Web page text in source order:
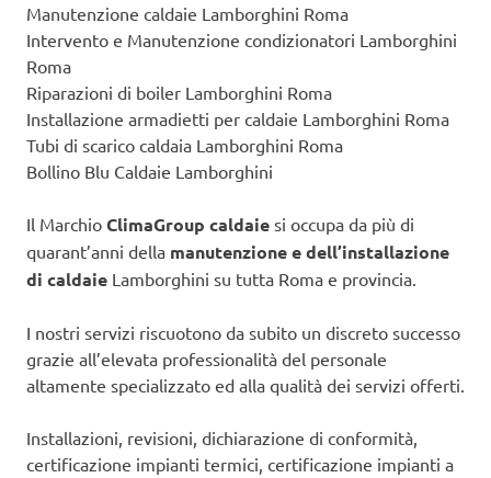
Manutenzione caldaie Lamborghini Roma
Intervento e Manutenzione condizionatori Lamborghini
Roma
Riparazioni di boiler Lamborghini Roma
Installazione armadietti per caldaie Lamborghini Roma
Tubi di scarico caldaia Lamborghini Roma
Bollino Blu Caldaie Lamborghini
Il Marchio ClimaGroup caldaie si occupa da più di
quarant’anni della manutenzione e dell’installazione
di caldaie Lamborghini su tutta Roma e provincia.
I nostri servizi riscuotono da subito un discreto successo
grazie all’elevata professionalità del personale
altamente specializzato ed alla qualità dei servizi offerti.
Installazioni, revisioni, dichiarazione di conformità,
certificazione impianti termici, certificazione impianti a